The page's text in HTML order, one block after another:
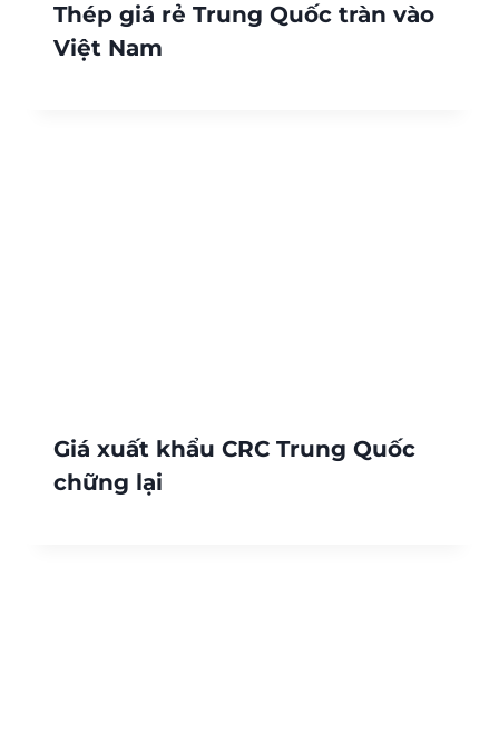
Thép giá rẻ Trung Quốc tràn vào
Việt Nam
Giá xuất khẩu CRC Trung Quốc
chững lại